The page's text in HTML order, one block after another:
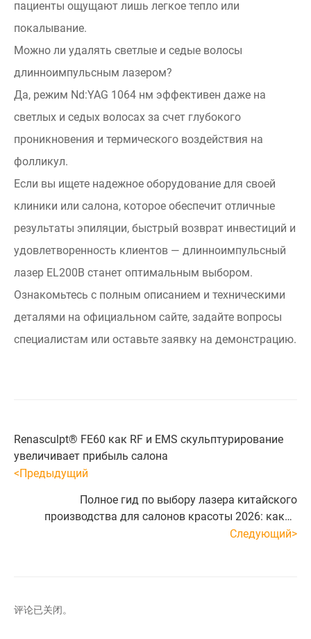
пациенты ощущают лишь легкое тепло или
покалывание.
Можно ли удалять светлые и седые волосы
длинноимпульсным лазером?
Да, режим Nd:YAG 1064 нм эффективен даже на
светлых и седых волосах за счет глубокого
проникновения и термического воздействия на
фолликул.
Если вы ищете надежное оборудование для своей
клиники или салона, которое обеспечит отличные
результаты эпиляции, быстрый возврат инвестиций и
удовлетворенность клиентов — длинноимпульсный
лазер EL200B станет оптимальным выбором.
Ознакомьтесь с полным описанием и техническими
деталями на официальном сайте, задайте вопросы
специалистам или оставьте заявку на демонстрацию.
Renasculpt® FE60 как RF и EMS скульптурирование
увеличивает прибыль салона
<Предыдущий
Полное гид по выбору лазера китайского
производства для салонов красоты 2026: какой
лучше?
Следующий>
评论已关闭。